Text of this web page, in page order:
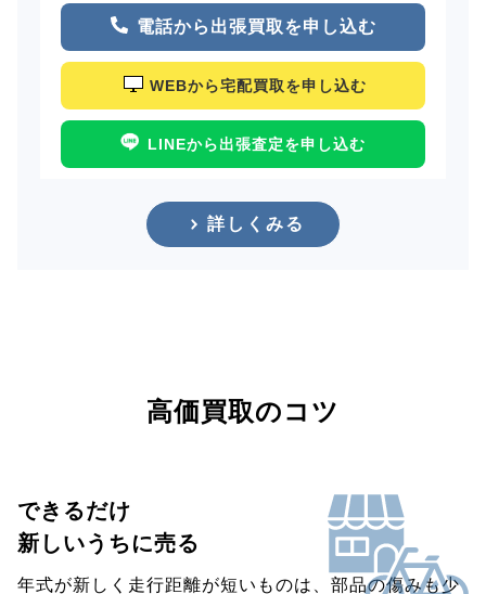
電話から出張買取を申し込む
WEBから宅配買取を申し込む
LINEから出張査定を申し込む
詳しくみる
高価買取のコツ
できるだけ
新しいうちに売る
年式が新しく走行距離が短いものは、部品の傷みも少